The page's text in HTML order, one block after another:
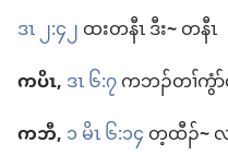
ဒၤ ၂:၄၂ထး​တနီၤ ဒီး~တနီၤ
ကပိၤ,ဒၤ ၆:၇က​ဘၣ်​တၢ်​ကွံာ်​
ကဘီ,၁ မိၤ ၆:၁၄တ့ထီၣ်~